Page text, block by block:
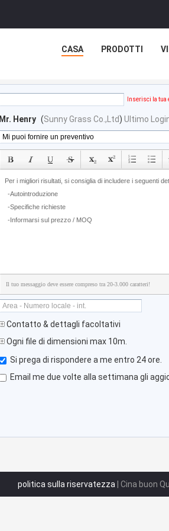
CASA PRODOTTI
Inserisci la tua
Mr. Henry (Sunny Grass Co.,Ltd) Ultimo
Il tuo messaggio deve essere compreso tra 20-3.000 caratteri!
Contatto & dettagli facoltativi
Ogni file di dimensioni max 10m.
Si prega di rispondere a me entro 24 ore.
Email me due volte alla settimana gli
politica sulla riservatezza | Cina buon